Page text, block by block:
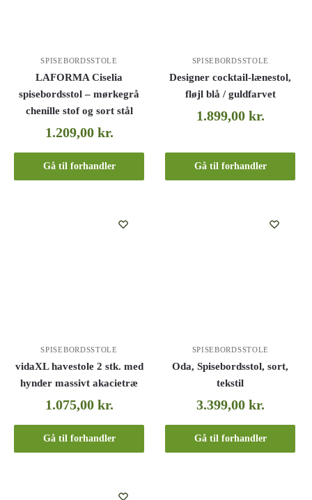
SPISEBORDSSTOLE
LAFORMA Ciselia
spisebordsstol – mørkegrå
chenille stof og sort stål
1.209,00 kr.
Gå til forhandler
SPISEBORDSSTOLE
Designer cocktail-lænestol,
fløjl blå / guldfarvet
1.899,00 kr.
Gå til forhandler
SPISEBORDSSTOLE
vidaXL havestole 2 stk. med
hynder massivt akacietræ
1.075,00 kr.
Gå til forhandler
SPISEBORDSSTOLE
Oda, Spisebordsstol, sort,
tekstil
3.399,00 kr.
Gå til forhandler